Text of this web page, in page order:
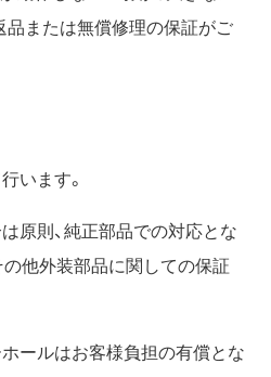
品または無償修理の保証がご
います。
原則、純正部品での対応とな
の他外装部品に関しての保証
ールはお客様負担の有償とな